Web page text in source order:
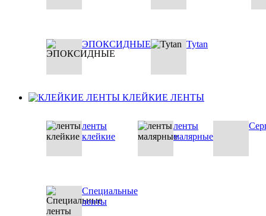
ЭПОКСИДНЫЕ Tytan
КЛЕЙКИЕ ЛЕНТЫ
ленты
клейкие
ленты
малярные
Специальные
ленты